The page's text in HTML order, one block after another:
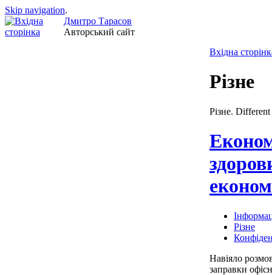
Skip navigation.
Дмитро Тарасов
Авторський сайт
Вхідна
Різне
Різне.
Різне
Навіяло
заправки